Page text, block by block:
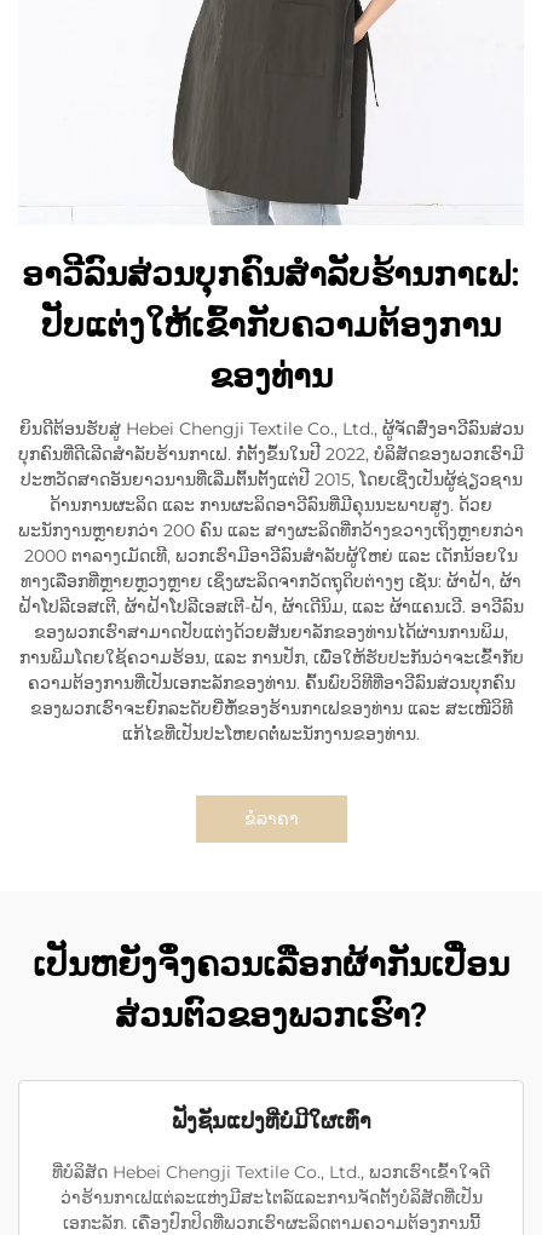
ອາວີລົນສ່ວນບຸກຄົນສຳລັບຮ້ານກາເຟ:
ປັບແຕ່ງໃຫ້ເຂົ້າກັບຄວາມຕ້ອງການ
ຂອງທ່ານ
ຍິນດີຕ້ອນຮັບສູ່ Hebei Chengji Textile Co., Ltd., ຜູ້ຈັດສົ່ງອາວີລົນສ່ວນ
ບຸກຄົນທີ່ດີເລີດສຳລັບຮ້ານກາເຟ. ກໍ່ຕັ້ງຂຶ້ນໃນປີ 2022, ບໍລິສັດຂອງພວກເຮົາມີ
ປະຫວັດສາດອັນຍາວນານທີ່ເລີ່ມຕົ້ນຕັ້ງແຕ່ປີ 2015, ໂດຍເຊີ່ງເປັນຜູ້ຊ່ຽວຊານ
ດ້ານການຜະລິດ ແລະ ການຜະລິດອາວີລົນທີ່ມີຄຸນນະພາບສູງ. ດ້ວຍ
ພະນັກງານຫຼາຍກວ່າ 200 ຄົນ ແລະ ສາງຜະລິດທີ່ກວ້າງຂວາງເຖິງຫຼາຍກວ່າ
2000 ຕາລາງເມັດເທີ, ພວກເຮົາມີອາວີລົນສຳລັບຜູ້ໃຫຍ່ ແລະ ເດັກນ້ອຍໃນ
ທາງເລືອກທີ່ຫຼາຍຫຼວງຫຼາຍ ເຊິ່ງຜະລິດຈາກວັດຖຸດິບຕ່າງໆ ເຊັ່ນ: ຜ້າຝ້າ, ຜ້າ
ຝ້າໂປລີເອສເຕີ, ຜ້າຝ້າໂປລີເອສເຕີ-ຝ້າ, ຜ້າເດີນິມ, ແລະ ຜ້າແຄນເວີ. ອາວີລົນ
ຂອງພວກເຮົາສາມາດປັບແຕ່ງດ້ວຍສັນຍາລັກຂອງທ່ານໄດ້ຜ່ານການພິມ,
ການພິມໂດຍໃຊ້ຄວາມຮ້ອນ, ແລະ ການປັກ, ເພື່ອໃຫ້ຮັບປະກັນວ່າຈະເຂົ້າກັບ
ຄວາມຕ້ອງການທີ່ເປັນເອກະລັກຂອງທ່ານ. ຄົ້ນພົບວິທີທີ່ອາວີລົນສ່ວນບຸກຄົນ
ຂອງພວກເຮົາຈະຍົກລະດັບຍີ່ຫໍ້ຂອງຮ້ານກາເຟຂອງທ່ານ ແລະ ສະເໜີວິທີ
ແກ້ໄຂທີ່ເປັນປະໂຫຍດຕໍ່ພະນັກງານຂອງທ່ານ.
ຂໍລາຄາ
ເປັນຫຍັງຈຶ່ງຄວນເລືອກຜ້າກັນເປື່ອນ
ສ່ວນຕົວຂອງພວກເຮົາ?
ຟັງຊັນແປງທີ່ບໍ່ມີໃຜເທົ່າ
ທີ່ບໍລິສັດ Hebei Chengji Textile Co., Ltd., ພວກເຮົາເຂົ້າໃຈດີ
ວ່າຮ້ານກາເຟແຕ່ລະແຫ່ງມີສະໄຕລ໌ແລະການຈັດຕັ້ງບໍລິສັດທີ່ເປັນ
ເອກະລັກ. ເຄື່ອງປົກປິດທີ່ພວກເຮົາຜະລິດຕາມຄວາມຕ້ອງການນີ້